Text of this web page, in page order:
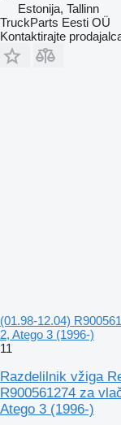
Estonija, Tallinn
TruckParts Eesti OÜ
Kontaktirajte
(01.98-12.04)
2, Atego 3 (1996-)
11
Razdelilnik vžiga
R900561274 za
Atego 3 (1996-)